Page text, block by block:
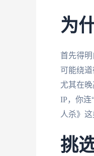
为
首先得
可能绕
尤其在
IP，你连
人杀》
挑